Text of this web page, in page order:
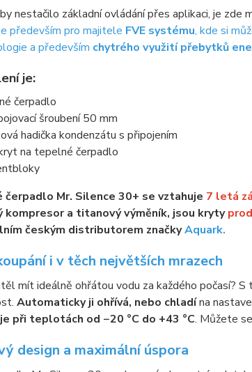
nestačilo základní ovládání přes aplikaci, je zde
především pro majitele FVE systému, kde si
a především chytrého využití přebytků
je:
čerpadlo
šroubení 50 mm
hadička kondenzátu s připojením
na tepelné čerpadlo
čerpadlo Mr. Silence 30+ se vztahuje 7 letá
kompresor a titanový výměník, jsou kryty
českým distributorem značkyAquark.
i v těch největších mrazech
mít ideálně ohřátou vodu za každého počasí?
Automaticky ji ohřívá, nebo chladína
při teplotách od −20 °C do +43 °C. Můžete
design a maximální úspora